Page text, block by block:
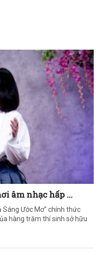
âm nhạc hấp ...
Sáng Ước Mơ” chính thức
hàng trăm thí sinh sở hữu